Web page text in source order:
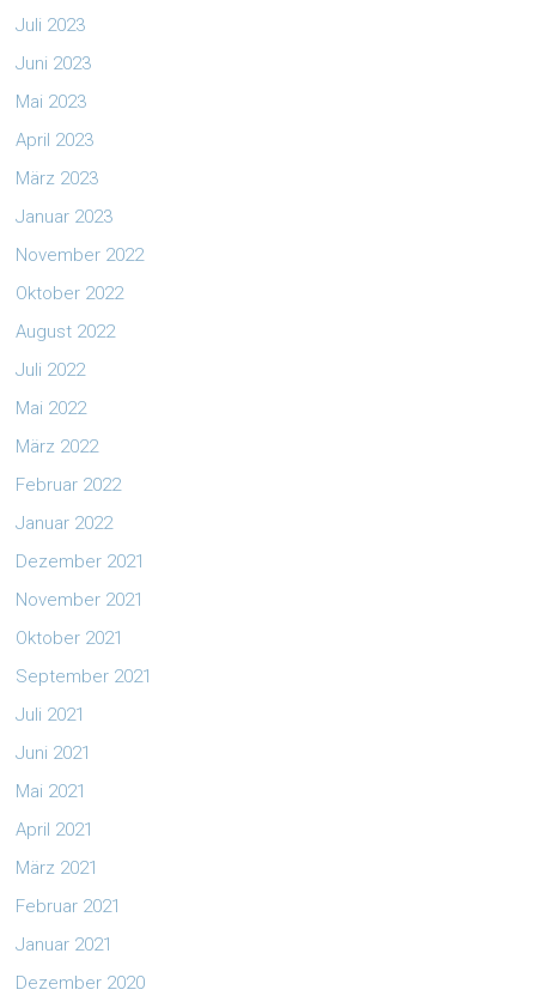
Juli 2023
Juni 2023
Mai 2023
April 2023
März 2023
Januar 2023
November 2022
Oktober 2022
August 2022
Juli 2022
Mai 2022
März 2022
Februar 2022
Januar 2022
Dezember 2021
November 2021
Oktober 2021
September 2021
Juli 2021
Juni 2021
Mai 2021
April 2021
März 2021
Februar 2021
Januar 2021
Dezember 2020